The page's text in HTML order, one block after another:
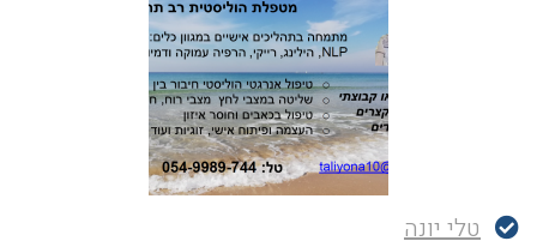
טלי יונה